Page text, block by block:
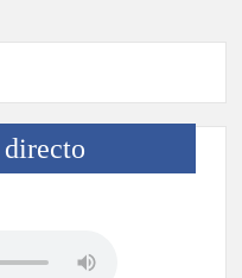
directo